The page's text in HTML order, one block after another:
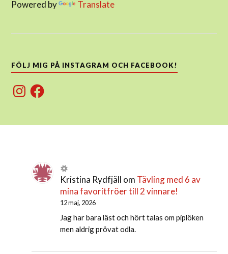
Powered by Translate
FÖLJ MIG PÅ INSTAGRAM OCH FACEBOOK!
InstagramFacebook
Kristina Rydfjäll om Tävling med 6 av
mina favoritfröer till 2 vinnare!
12 maj, 2026
Jag har bara läst och hört talas om piplöken
men aldrig prövat odla.